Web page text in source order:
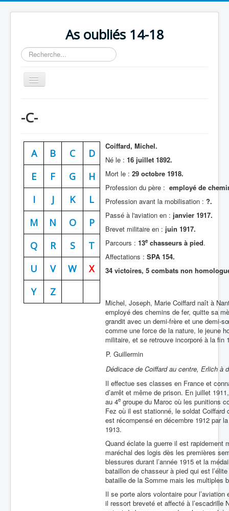
As oubliés 14-18
Rechercher
Basculer
la
Chronologie
Escadrilles
Organisation
Avions
Formation
Doctrines
Batailles
Cahiers des As
-C-
A B C
D
E
F G
H
I
J K
L
M
N O
P
Q
R S
T
U
V W
X
Y
Z
Coiffard, Michel.
Né le : 16 juillet 1892.
Mort le : 29 octobre 1918.
Profession du père : employé de
Profession avant la mobilisation : ?.
Passé à l'aviation en : janvier 1917.
Brevet militaire en : juin 1917.
Parcours : 13e chasseurs à pied.
Affectations : SPA 154.
34 victoires, 5 combats non
Michel, Joseph, Marie Coiffard naît à
employé des chemins de fer, quitte sa
grandit avec un demi-frère et une demi-
comme une force de la nature, le jeune
militaire, et se retrouve incorporé à la fin
P. Guillermin
Dédicace de Coiffard au centre, Erlich à
Il effectue ses classes en France et
d’arrêt et même de prison. En juillet
au 4e groupe du Maroc où les punitions
Fez où il est stationné, le soldat
est récompensé en décembre 1912 par
1913.
Quand éclate la guerre il est rapidement
maréchal des logis dès les premières
blessures durant l’année 1915 et la
bataillon de chasseur à pied qui est
bataille de la Somme mais les multiples
Il se porte alors volontaire pour
il ressort breveté et affecté à l’escadrille